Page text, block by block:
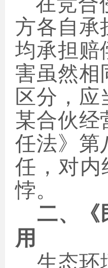
方各自承
均承担赔
害虽然相
区分，
某合伙经
任法》第
任，对内
悖。
二、《
用
生态环